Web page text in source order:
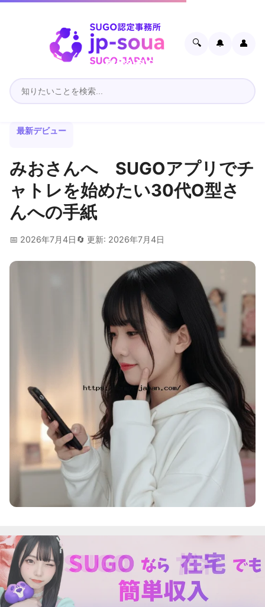
🔍 🔔 👤
最新デビュー
みおさんへ SUGOアプリでチ
ャトレを始めたい30代O型さ
んへの手紙
📅 2026年7月4日 🔄 更新: 2026年7月4日